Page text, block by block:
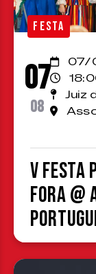
FESTA
07
08
07/
Juiz
V Festa
Fora @